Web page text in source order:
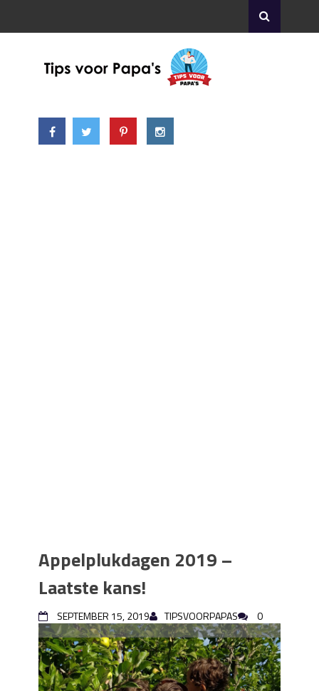
Appelplukdagen 2019 –
Laatste kans!
SEPTEMBER 15, 2019 TIPSVOORPAPAS 0